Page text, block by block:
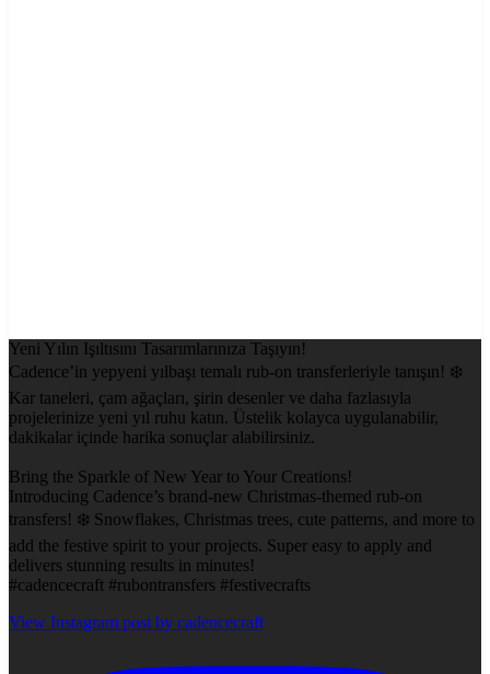
Yeni Yılın Işıltısını Tasarımlarınıza Taşıyın!
Cadence’in yepyeni yılbaşı temalı rub-on transferleriyle tanışın! ❄️
Kar taneleri, çam ağaçları, şirin desenler ve daha fazlasıyla
projelerinize yeni yıl ruhu katın. Üstelik kolayca uygulanabilir,
dakikalar içinde harika sonuçlar alabilirsiniz.
Bring the Sparkle of New Year to Your Creations!
Introducing Cadence’s brand-new Christmas-themed rub-on
transfers! ❄️ Snowflakes, Christmas trees, cute patterns, and more to
add the festive spirit to your projects. Super easy to apply and
delivers stunning results in minutes!
#cadencecraft #rubontransfers #festivecrafts
View Instagram post by cadencecraft